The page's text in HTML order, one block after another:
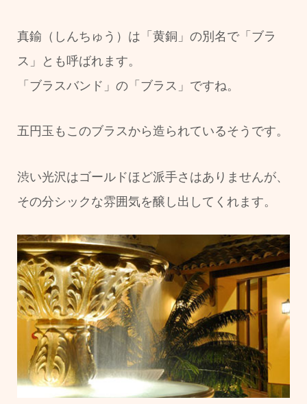
真鍮（しんちゅう）は「黄銅」の別名で「ブラ
ス」とも呼ばれます。
「ブラスバンド」の「ブラス」ですね。
五円玉もこのブラスから造られているそうです。
渋い光沢はゴールドほど派手さはありませんが、
その分シックな雰囲気を醸し出してくれます。